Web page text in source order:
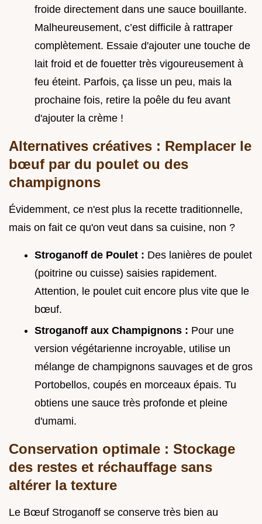
froide directement dans une sauce bouillante.
Malheureusement, c’est difficile à rattraper
complètement. Essaie d'ajouter une touche de
lait froid et de fouetter très vigoureusement à
feu éteint. Parfois, ça lisse un peu, mais la
prochaine fois, retire la poêle du feu avant
d'ajouter la crème !
Alternatives créatives : Remplacer le
bœuf par du poulet ou des
champignons
Évidemment, ce n'est plus la recette traditionnelle,
mais on fait ce qu'on veut dans sa cuisine, non ?
Stroganoff de Poulet : Des lanières de poulet
(poitrine ou cuisse) saisies rapidement.
Attention, le poulet cuit encore plus vite que le
bœuf.
Stroganoff aux Champignons : Pour une
version végétarienne incroyable, utilise un
mélange de champignons sauvages et de gros
Portobellos, coupés en morceaux épais. Tu
obtiens une sauce très profonde et pleine
d'umami.
Conservation optimale : Stockage
des restes et réchauffage sans
altérer la texture
Le Bœuf Stroganoff se conserve très bien au